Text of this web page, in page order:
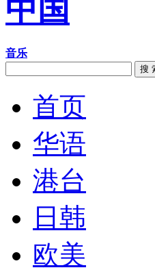
音乐
搜
首页
华语
港台
日韩
欧美